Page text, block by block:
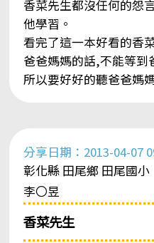
香菜先生都沒任何的怨
他學習。
看完了這一本好看的香
爸爸媽媽的話,不能等到
所以要好好的聽爸爸媽
分享日期：2013-04-07
彰化縣 田尾鄉 田尾國小
李〇昱
香菜先生